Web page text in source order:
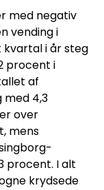
med negativ
vending i
kvartal i år steg
procent i
af
med 4,3
over
mens
procent. I alt
krydsede